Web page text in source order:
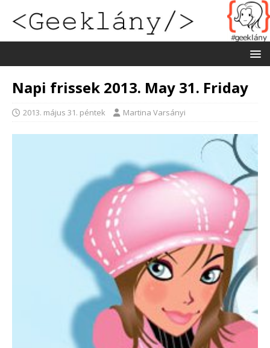
Napi frissek 2013. May 31. Friday
2013. május 31. péntek Martina Varsányi